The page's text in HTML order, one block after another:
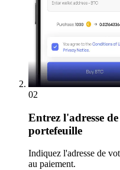
02
Entrez l'adresse
portefeuille
Indiquez l'adresse de
au paiement.